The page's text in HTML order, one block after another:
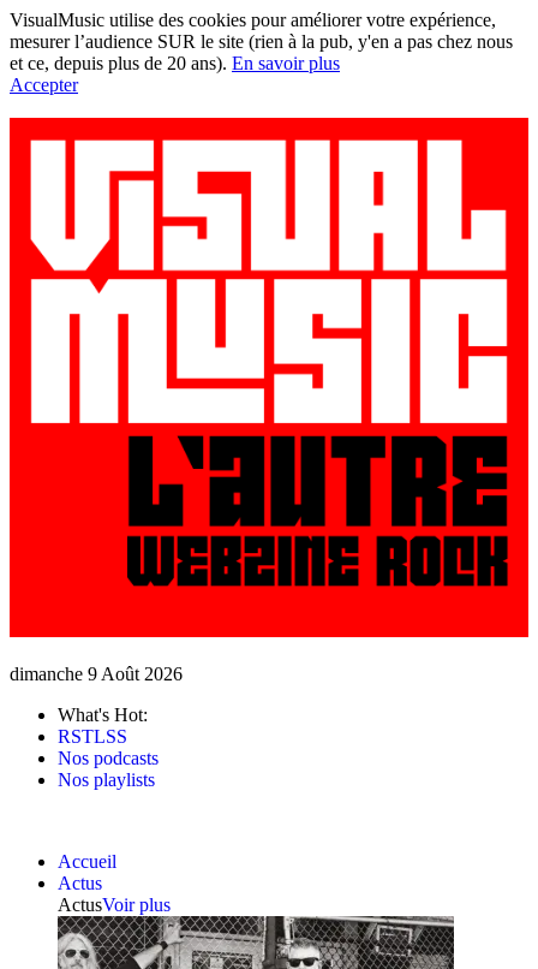
VisualMusic utilise des cookies pour améliorer votre expérience,
mesurer l’audience SUR le site (rien à la pub, y'en a pas chez nous
et ce, depuis plus de 20 ans). En savoir plus
Accepter
dimanche 9 Août 2026
What's Hot:
RSTLSS
Nos podcasts
Nos playlists
Accueil
Actus
ActusVoir plus